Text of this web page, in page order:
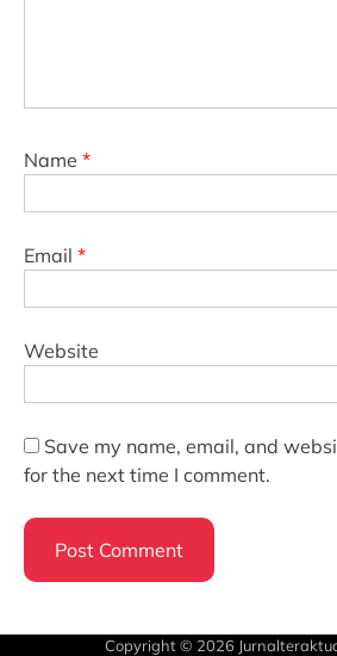
Name *
Email *
Website
Save my name, email, and
for the next time I comment.
Copyright © 2026